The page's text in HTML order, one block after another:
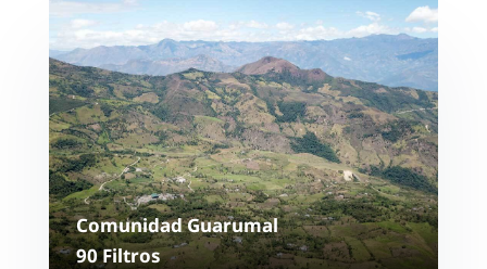
Comunidad Guarumal
90 Filtros